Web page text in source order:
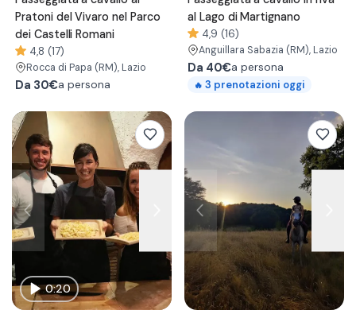
Pratoni del Vivaro nel Parco
dei Castelli Romani
4,8 (17)
Rocca di Papa (RM), Lazio
Da 30€a persona
al Lago di Martignano
4,9 (16)
Anguillara Sabazia (RM), Lazio
Da 40€a persona
🔥 3 prenotazioni oggi
0:20